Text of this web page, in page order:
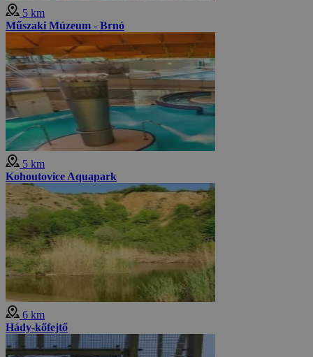
5 km
Műszaki Múzeum - Brnó
5 km
Kohoutovice Aquapark
6 km
Hády-kőfejtő